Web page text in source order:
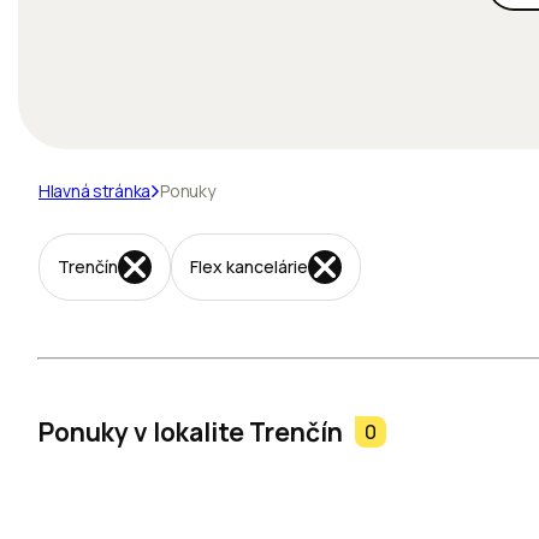
Hlavná stránka Ponuky
Trenčín Flex kancelárie
Ponuky v lokalite Trenčín 0